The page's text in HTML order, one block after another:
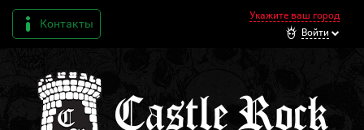
Контакты
Укажите ваш город
Войти